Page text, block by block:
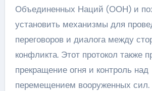
Объединенных Наций (ООН) и
установить механизмы для
переговоров и диалога между
конфликта. Этот протокол также
прекращение огня и контроль над
перемещением вооруженных сил.